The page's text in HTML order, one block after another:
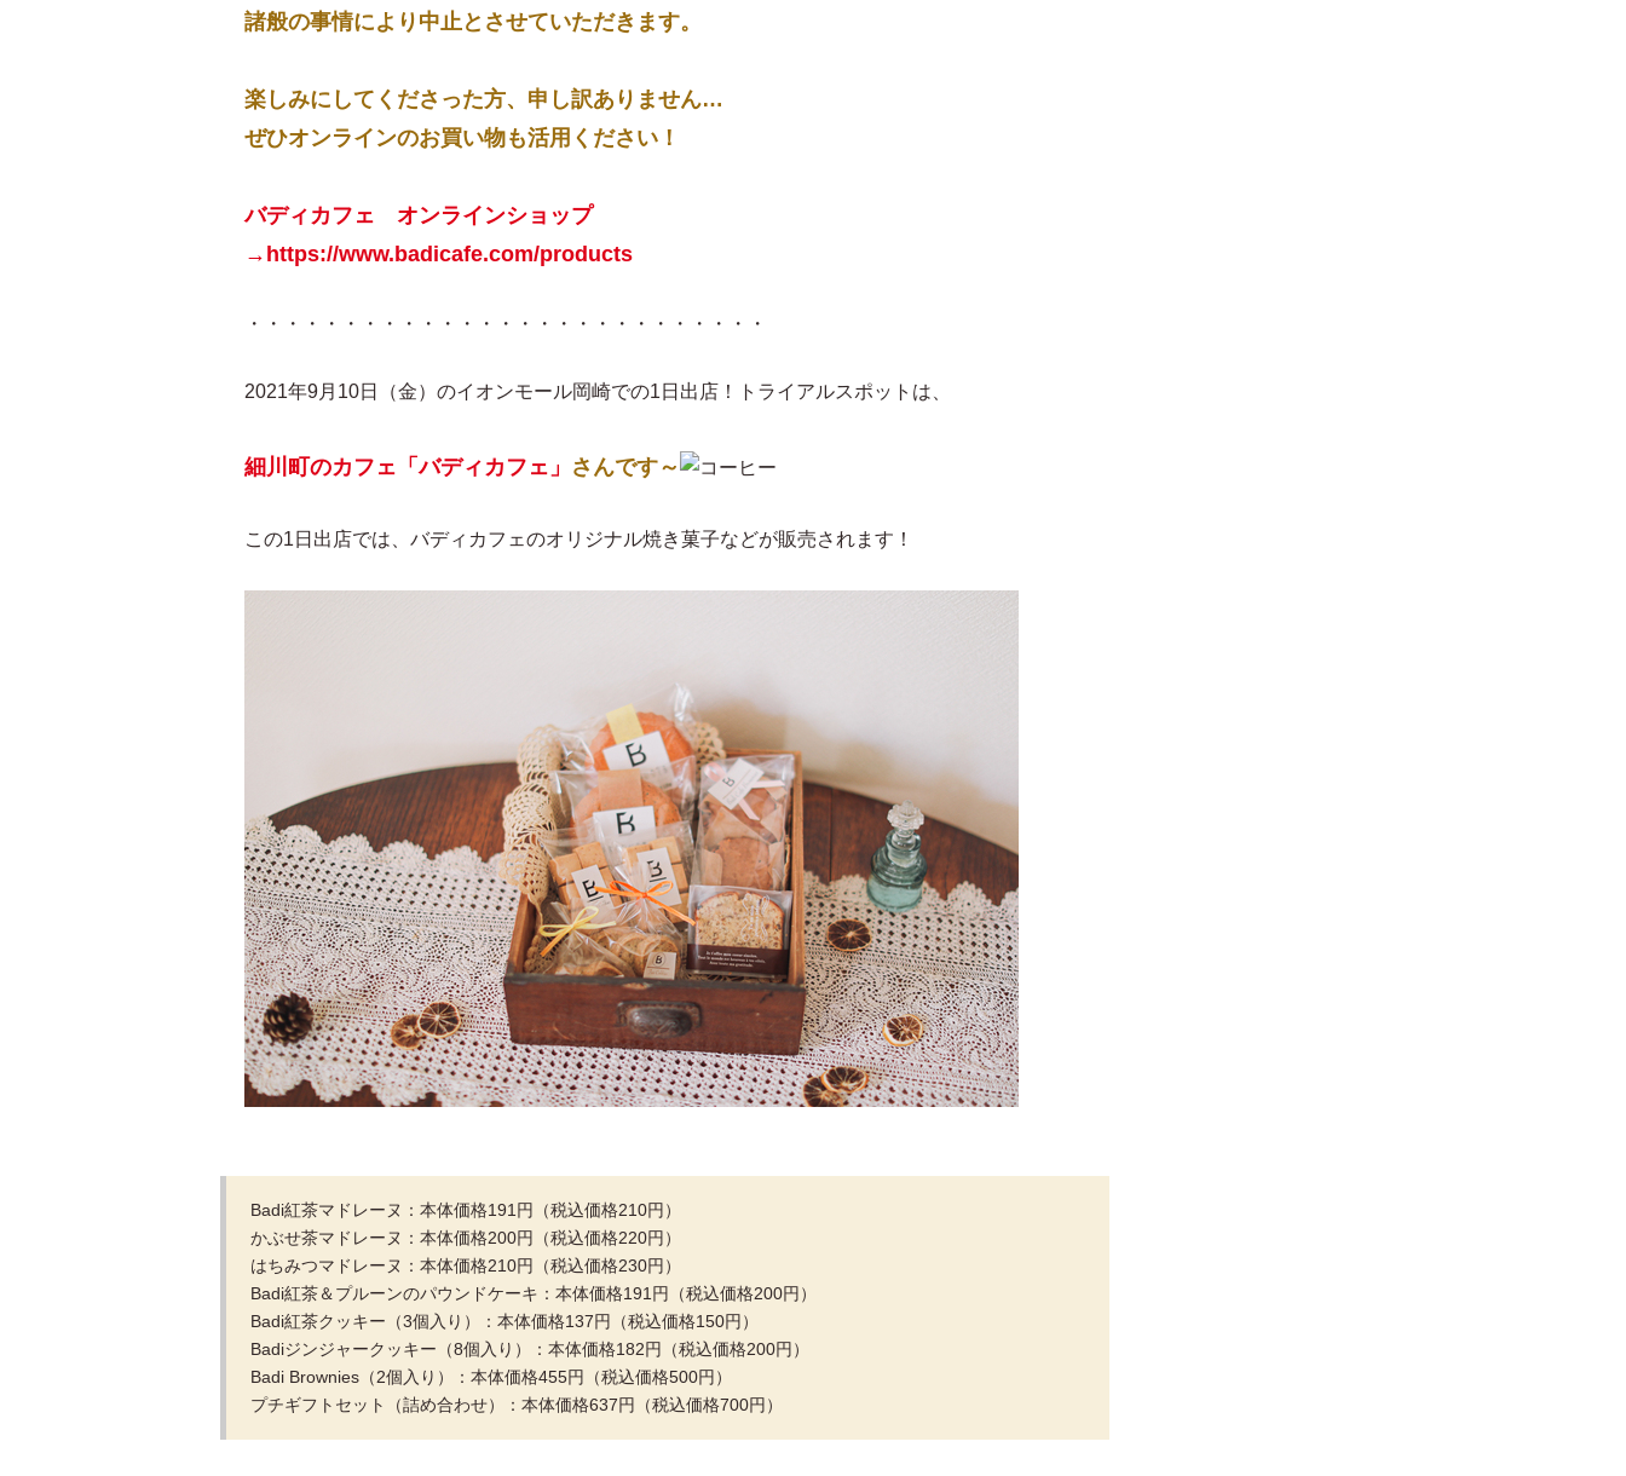
諸般の事情により中止とさせていただきます。
楽しみにしてくださった方、申し訳ありません…
ぜひオンラインのお買い物も活用ください！
バディカフェ オンラインショップ
→https://www.badicafe.com/products
・・・・・・・・・・・・・・・・・・・・・・・・・・・
2021年9月10日（金）のイオンモール岡崎での1日出店！トライアルスポットは、
細川町のカフェ「バディカフェ」 さんです～
この1日出店では、バディカフェのオリジナル焼き菓子などが販売されます！
Badi紅茶マドレーヌ：本体価格191円（税込価格210円）
かぶせ茶マドレーヌ：本体価格200円（税込価格220円）
はちみつマドレーヌ：本体価格210円（税込価格230円）
Badi紅茶＆プルーンのパウンドケーキ：本体価格191円（税込価格200円）
Badi紅茶クッキー（3個入り）：本体価格137円（税込価格150円）
Badiジンジャークッキー（8個入り）：本体価格182円（税込価格200円）
Badi Brownies（2個入り）：本体価格455円（税込価格500円）
プチギフトセット（詰め合わせ）：本体価格637円（税込価格700円）